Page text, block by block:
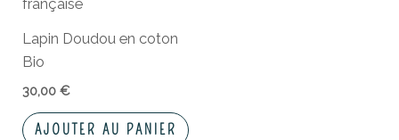
Lapin Doudou en coton
Bio
30,00€
AJOUTER AU PANIER